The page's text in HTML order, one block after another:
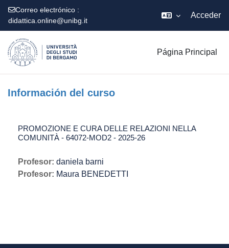
Correo electrónico :
didattica.online@unibg.it
Acceder
Página Principal
Información del curso
PROMOZIONE E CURA DELLE RELAZIONI NELLA
COMUNITÀ - 64072-MOD2 - 2025-26
Profesor: daniela barni
Profesor: Maura BENEDETTI